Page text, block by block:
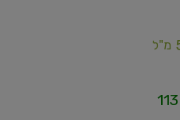
מ"ל
113